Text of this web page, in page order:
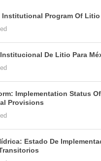
Institutional Program Of Litio
De Litio Para
Implementation Status
Provisions
Estado De